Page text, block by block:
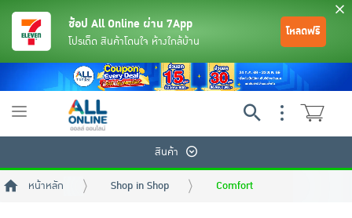
ช้อป All Online ผ่าน 7App
โปรเด็ด สินค้าโดนใจ ห้างใกล้บ้าน
โหลดฟรี
Toggle
สินค้า
หน้าหลัก Shop in Shop Comfort